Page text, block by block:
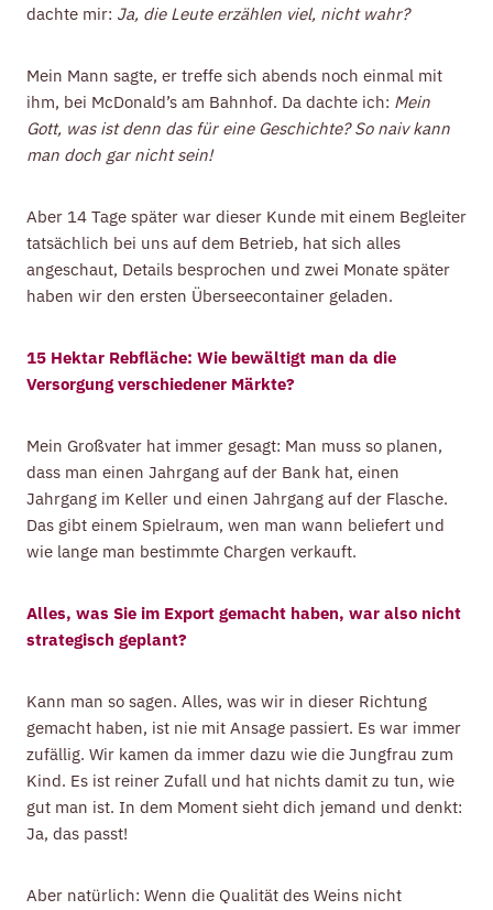
dachte mir: Ja, die Leute erzählen viel, nicht wahr?
Mein Mann sagte, er treffe sich abends noch einmal mit
ihm, bei McDonald’s am Bahnhof. Da dachte ich: Mein
Gott, was ist denn das für eine Geschichte? So naiv kann
man doch gar nicht sein!
Aber 14 Tage später war dieser Kunde mit einem Begleiter
tatsächlich bei uns auf dem Betrieb, hat sich alles
angeschaut, Details besprochen und zwei Monate später
haben wir den ersten Überseecontainer geladen.
15 Hektar Rebfläche: Wie bewältigt man da die
Versorgung verschiedener Märkte?
Mein Großvater hat immer gesagt: Man muss so planen,
dass man einen Jahrgang auf der Bank hat, einen
Jahrgang im Keller und einen Jahrgang auf der Flasche.
Das gibt einem Spielraum, wen man wann beliefert und
wie lange man bestimmte Chargen verkauft.
Alles, was Sie im Export gemacht haben, war also nicht
strategisch geplant?
Kann man so sagen. Alles, was wir in dieser Richtung
gemacht haben, ist nie mit Ansage passiert. Es war immer
zufällig. Wir kamen da immer dazu wie die Jungfrau zum
Kind. Es ist reiner Zufall und hat nichts damit zu tun, wie
gut man ist. In dem Moment sieht dich jemand und denkt:
Ja, das passt!
Aber natürlich: Wenn die Qualität des Weins nicht